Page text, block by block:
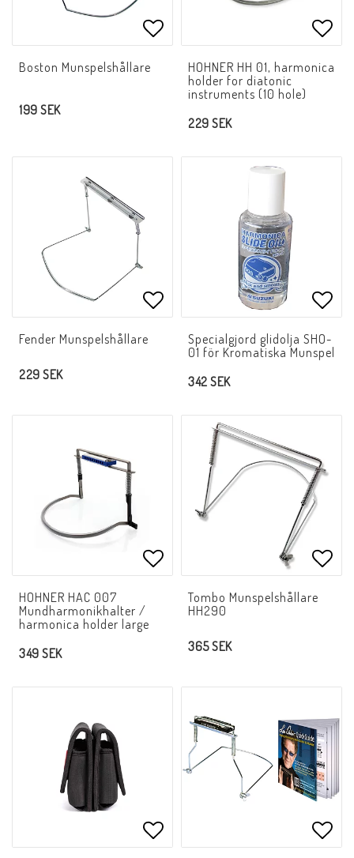
Lägg till i favoritlistan
Boston Munspelshållare
199 SEK
HOHNER HH 01, harmonica
holder for diatonic
instruments (10 hole)
229 SEK
Lägg till i favoritlistan
Fender Munspelshållare
229 SEK
Specialgjord glidolja SHO-
01 för Kromatiska Munspel
342 SEK
Lägg till i favoritlistan
HOHNER HAC 007
Mundharmonikhalter /
harmonica holder large
349 SEK
Tombo Munspelshållare
HH290
365 SEK